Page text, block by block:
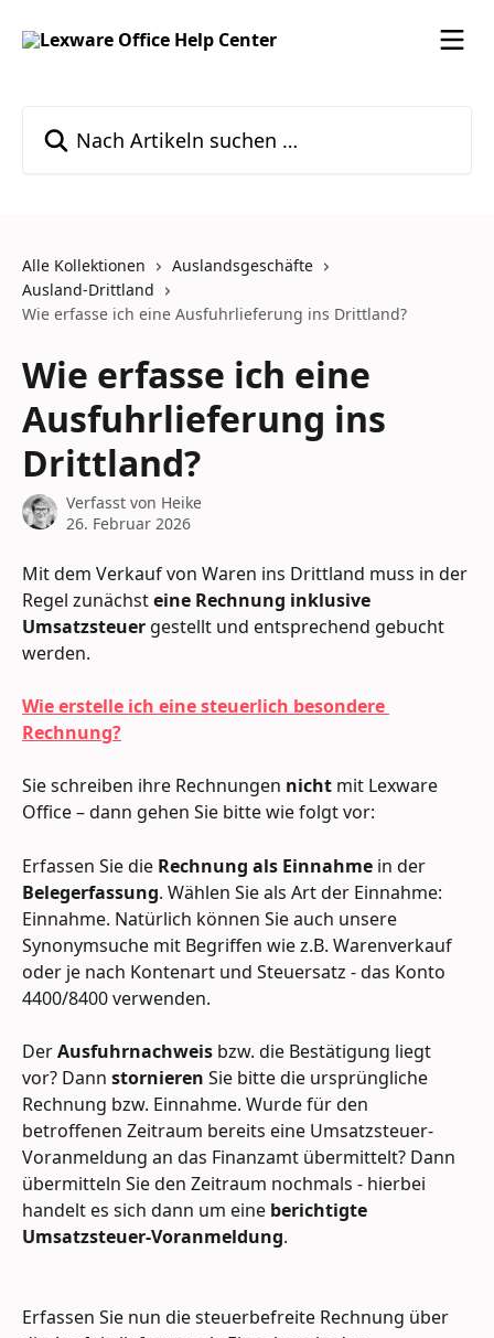
Alle Kollektionen
Auslandsgeschäfte
Ausland-Drittland
Wie erfasse ich eine Ausfuhrlieferung ins Drittland?
Wie erfasse ich eine
Ausfuhrlieferung ins
Drittland?
Verfasst von Heike
26. Februar 2026
Mit dem Verkauf von Waren ins Drittland muss in der
Regel zunächst eine Rechnung inklusive
Umsatzsteuer gestellt und entsprechend gebucht
werden.
Wie erstelle ich eine steuerlich besondere
Rechnung?
Sie schreiben ihre Rechnungen nicht mit Lexware
Office – dann gehen Sie bitte wie folgt vor:
Erfassen Sie die Rechnung als Einnahme in der
Belegerfassung. Wählen Sie als Art der Einnahme:
Einnahme. Natürlich können Sie auch unsere
Synonymsuche mit Begriffen wie z.B. Warenverkauf
oder je nach Kontenart und Steuersatz - das Konto
4400/8400 verwenden.
Der Ausfuhrnachweis bzw. die Bestätigung liegt
vor? Dann stornieren Sie bitte die ursprüngliche
Rechnung bzw. Einnahme. Wurde für den
betroffenen Zeitraum bereits eine Umsatzsteuer-
Voranmeldung an das Finanzamt übermittelt? Dann
übermitteln Sie den Zeitraum nochmals - hierbei
handelt es sich dann um eine berichtigte
Umsatzsteuer-Voranmeldung.
Erfassen Sie nun die steuerbefreite Rechnung über